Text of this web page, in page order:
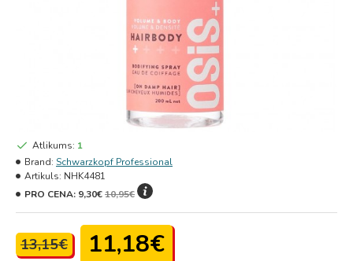
13,15€ 11,18€
Atlikums: 1
Brand: Schwarzkopf Professional
Artikuls: NHK4481
PRO CENA: 9,30€10,95€